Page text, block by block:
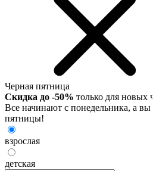
Черная пятница
Скидка до -50% только для новых
Все начинают с понедельника, а вы
пятницы!
взрослая
детская